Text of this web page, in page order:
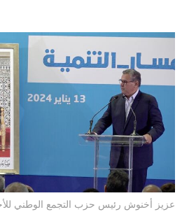
عزيز أخنوش رئيس حزب التجمع الوطني